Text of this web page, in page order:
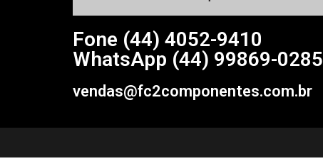
Fone (44) 4052-9410
WhatsApp (44) 99869-0285
vendas@fc2componentes.com.br